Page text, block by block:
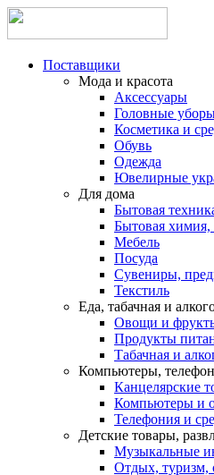
Поставщики
Мода и красота
Аксессуары
Головные
Косметика и
Обувь
Одежда
Ювелирные
Для дома
Бытовая
Бытовая химия,
Мебель
Посуда
Сувениры,
Текстиль
Еда, табачная и
Овощи и
Продукты
Табачная и
Компьютеры,
Канцелярские
Компьютеры и
Телефония и
Детские товары,
Музыкальные
Отдых, туризм,